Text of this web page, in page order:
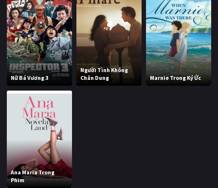
Nữ Bá Vương 3
Người Tình Không
Chân Dung
Marnie Trong Ký Ức
Ana Maria Trong
Phim